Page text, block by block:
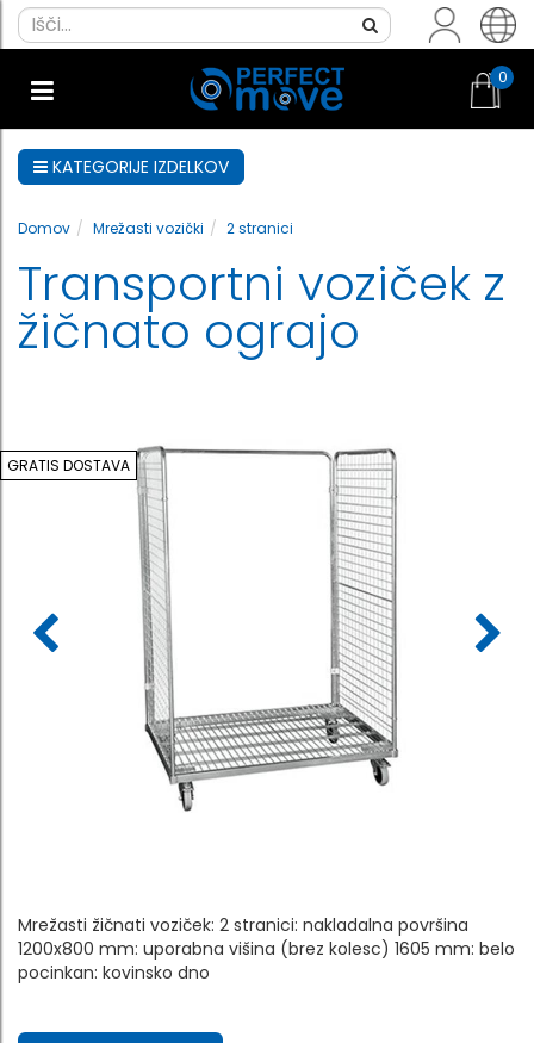
0
KATEGORIJE IZDELKOV
Domov Mrežasti vozički 2 stranici
Transportni voziček z
žičnato ograjo
GRATIS DOSTAVA
Mrežasti žičnati voziček: 2 stranici: nakladalna površina
1200x800 mm: uporabna višina (brez kolesc) 1605 mm: belo
pocinkan: kovinsko dno